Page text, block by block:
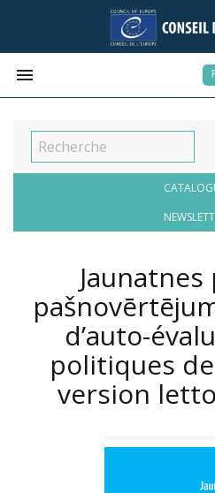

d’auto-
politiques
version